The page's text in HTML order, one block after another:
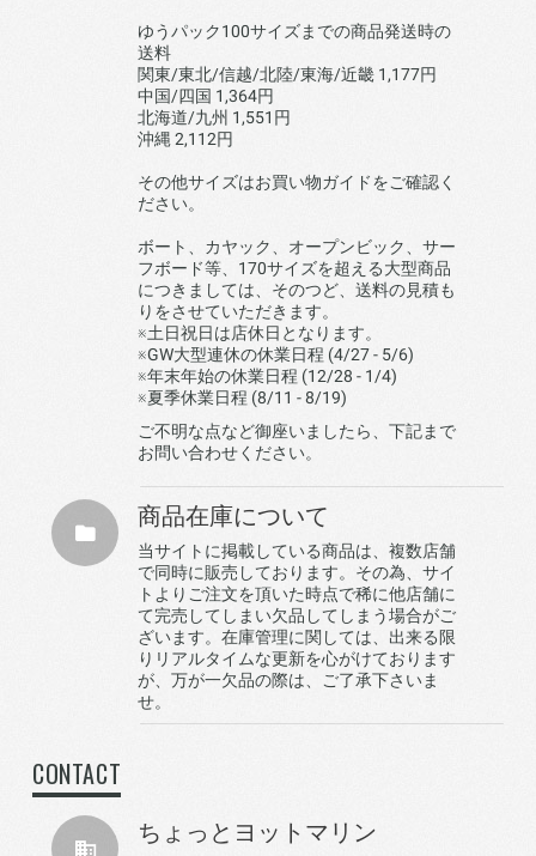
ゆうパック100サイズまでの商品発送時の
送料
関東/東北/信越/北陸/東海/近畿 1,177円
中国/四国 1,364円
北海道/九州 1,551円
沖縄 2,112円
その他サイズはお買い物ガイドをご確認く
ださい。
ボート、カヤック、オープンビック、サー
フボード等、170サイズを超える大型商品
につきましては、そのつど、送料の見積も
りをさせていただきます。
※土日祝日は店休日となります。
※GW大型連休の休業日程 (4/27 - 5/6)
※年末年始の休業日程 (12/28 - 1/4)
※夏季休業日程 (8/11 - 8/19)
ご不明な点など御座いましたら、下記まで
お問い合わせください。
商品在庫について
当サイトに掲載している商品は、複数店舗
で同時に販売しております。その為、サイ
トよりご注文を頂いた時点で稀に他店舗に
て完売してしまい欠品してしまう場合がご
ざいます。在庫管理に関しては、出来る限
りリアルタイムな更新を心がけております
が、万が一欠品の際は、ご了承下さいま
せ。
CONTACT
ちょっとヨットマリン